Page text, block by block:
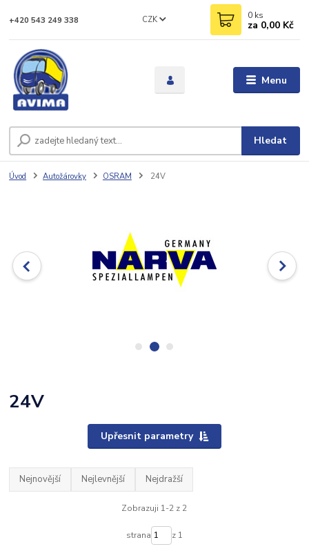
Menu
CZK
Hledat
+420 543 249 338 0 ks
za 0,00 Kč
Úvod Autožárovky OSRAM 24V
24V
Upřesnit parametry
Nejnovější Nejlevnější Nejdražší
Zobrazuji 1-2 z 2
strana z 1